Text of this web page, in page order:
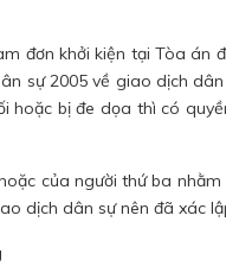
đơn khởi kiện tại Tòa án
sự 2005 về giao dịch
bị đe dọa thì có
của người thứ ba
dịch dân sự nên đã xác